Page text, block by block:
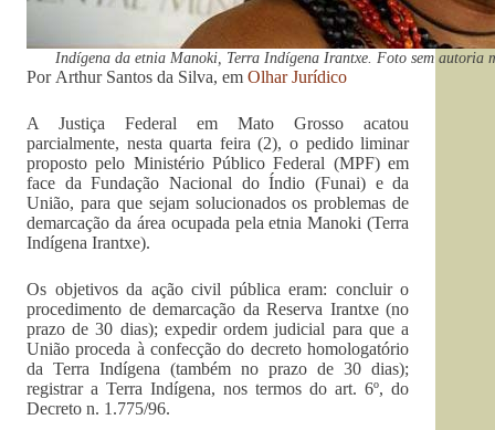
Indígena da etnia Manoki, Terra Indígena Irantxe. Foto sem autoria
Por Arthur Santos da Silva, em Olhar Jurídico
A Justiça Federal em Mato Grosso acatou
parcialmente, nesta quarta feira (2), o pedido liminar
proposto pelo Ministério Público Federal (MPF) em
face da Fundação Nacional do Índio (Funai) e da
União, para que sejam solucionados os problemas de
demarcação da área ocupada pela etnia Manoki (Terra
Indígena Irantxe).
Os objetivos da ação civil pública eram: concluir o
procedimento de demarcação da Reserva Irantxe (no
prazo de 30 dias); expedir ordem judicial para que a
União proceda à confecção do decreto homologatório
da Terra Indígena (também no prazo de 30 dias);
registrar a Terra Indígena, nos termos do art. 6º, do
Decreto n. 1.775/96.